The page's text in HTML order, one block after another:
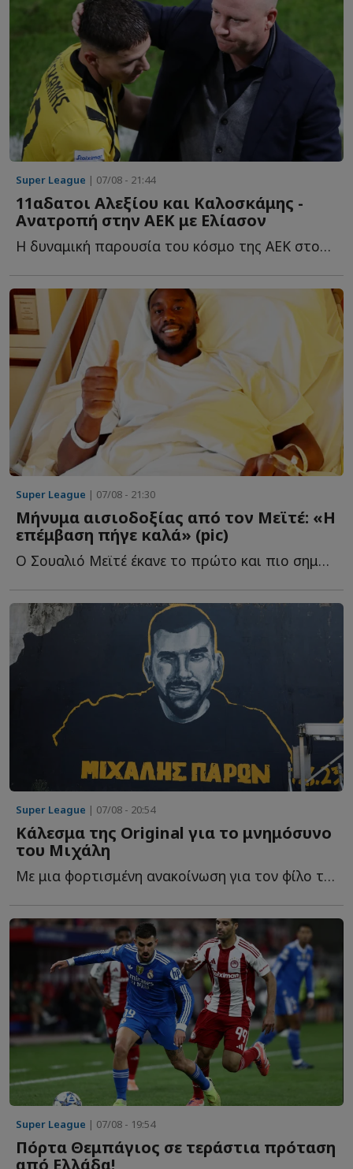
Super League | 07/08 - 21:44
11αδατοι Αλεξίου και Καλοσκάμης -
Ανατροπή στην ΑΕΚ με Ελίασον
Η δυναμική παρουσία του κόσμο της ΑΕΚ στον τελικό του Su...
Super League | 07/08 - 21:30
Μήνυμα αισιοδοξίας από τον Μεϊτέ: «Η
επέμβαση πήγε καλά» (pic)
Ο Σουαλιό Μεϊτέ έκανε το πρώτο και πιο σημαντικό βήμα σ...
Super League | 07/08 - 20:54
Κάλεσμα της Original για το μνημόσυνο
του Μιχάλη
Με μια φορτισμένη ανακοίνωση για τον φίλο της ΑΕΚ που έ...
Super League | 07/08 - 19:54
Πόρτα Θεμπάγιος σε τεράστια πρόταση